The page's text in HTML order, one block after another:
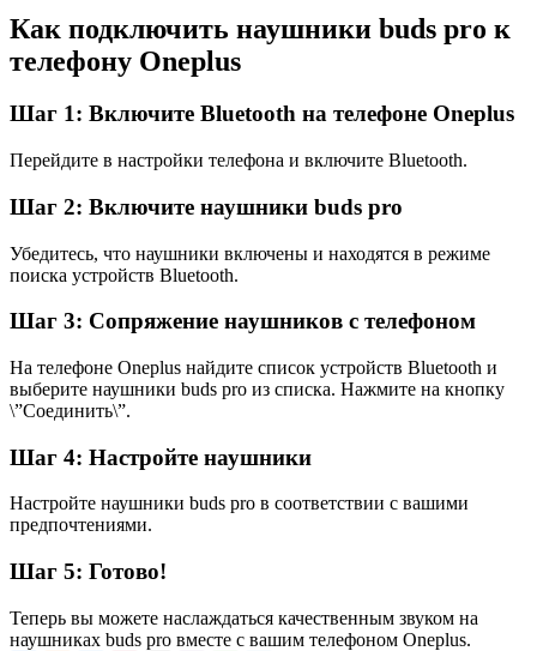
Как подключить наушники buds pro к
телефону Oneplus
Шаг 1: Включите Bluetooth на телефоне Oneplus
Перейдите в настройки телефона и включите Bluetooth.
Шаг 2: Включите наушники buds pro
Убедитесь, что наушники включены и находятся в режиме
поиска устройств Bluetooth.
Шаг 3: Сопряжение наушников с телефоном
На телефоне Oneplus найдите список устройств Bluetooth и
выберите наушники buds pro из списка. Нажмите на кнопку
\”Соединить\”.
Шаг 4: Настройте наушники
Настройте наушники buds pro в соответствии с вашими
предпочтениями.
Шаг 5: Готово!
Теперь вы можете наслаждаться качественным звуком на
наушниках buds pro вместе с вашим телефоном Oneplus.